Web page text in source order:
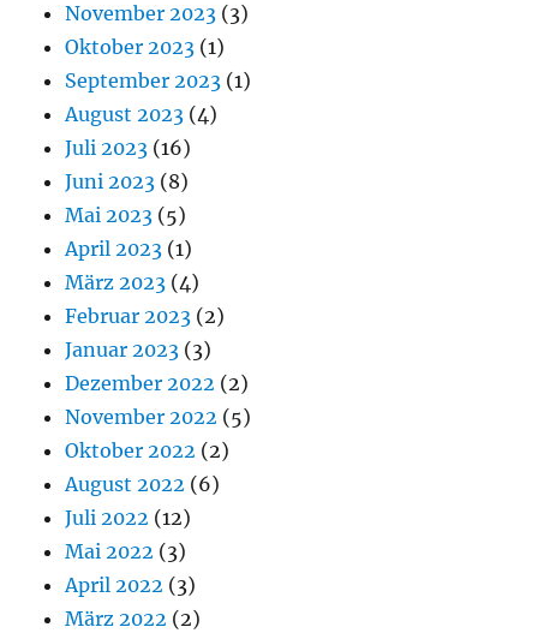
November 2023 (3)
Oktober 2023 (1)
September 2023 (1)
August 2023 (4)
Juli 2023 (16)
Juni 2023 (8)
Mai 2023 (5)
April 2023 (1)
März 2023 (4)
Februar 2023 (2)
Januar 2023 (3)
Dezember 2022 (2)
November 2022 (5)
Oktober 2022 (2)
August 2022 (6)
Juli 2022 (12)
Mai 2022 (3)
April 2022 (3)
März 2022 (2)